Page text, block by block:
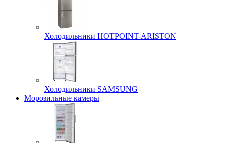
Холодильники HOTPOINT-ARISTON
Холодильники SAMSUNG
Морозильные камеры